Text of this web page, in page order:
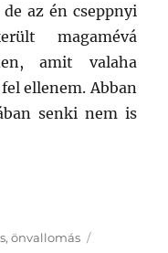
az én cseppnyi
magamévá
amit valaha
ellenem. Abban
senki nem is
,önvallomás